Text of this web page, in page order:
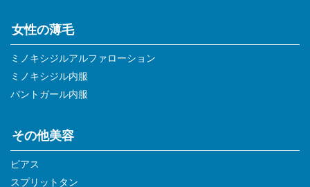
女性の薄毛
ミノキシジルアルファローション
ミノキシジル内服
パントガール内服
その他美容
ピアス
スプリットタン